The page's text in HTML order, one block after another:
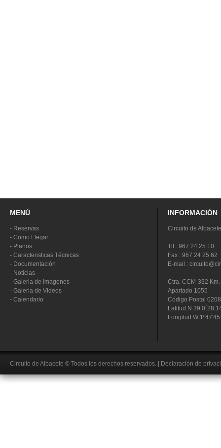
MENÚ
- Reservas
- Como Llegar
- Planos
- Caracteristicas Técnicas
- Documentación
- Noticias
- Galeria de Imagenes
- Galeria de Videos
- Calendario
INFORMACIÓN
Circuito de Albacete
Tlf : 967 24 25 10
Fax : 967 24 25 62
E-mail :
Ctra. CCM-332
Apartado 1055
Código Postal
Latitud N 39
Longitud W
Circuito de Albacete © Todos los derechos reservados. Declaración de